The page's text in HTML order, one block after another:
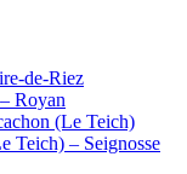
de-Riez
Royan
(Le Teich)
Teich) – Seignosse